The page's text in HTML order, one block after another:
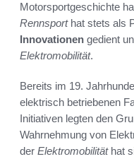
Motorsportgeschichte
Rennsporthat stets als
Innovationen gedient
Elektromobilität.
Bereits im 19.
elektrisch betriebenen
Initiativen legten den
Wahrnehmung von
der Elektromobilitäthat